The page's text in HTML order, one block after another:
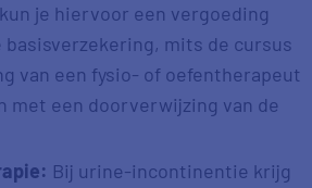
je hiervoor een vergoeding
basisverzekering, mits de cursus
van een fysio- of oefentherapeut
met een doorverwijzing van de
Bij urine-incontinentie krijg